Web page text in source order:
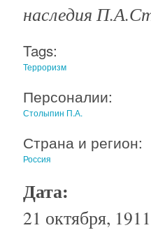
наследия
Tags:
Терроризм
Персоналии:
Столыпин П.А.
Страна и регион:
Россия
Дата:
21 октября,